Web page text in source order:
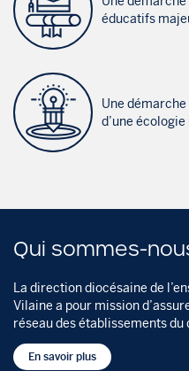
éducatifs
Une
d’une
Qui sommes-
La direction diocésaine de
Vilaine a pour mission
réseau des établissements
En savoir plus